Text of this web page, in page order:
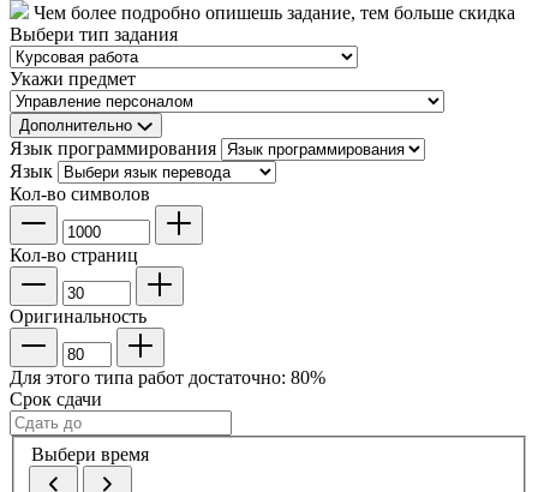
Чем более подробно опишешь задание, тем больше скидка
Выбери тип задания
Укажи предмет
Дополнительно
Язык программирования
Язык
Кол-во символов
Кол-во страниц
Оригинальность
Для этого типа работ достаточно: 80%
Срок сдачи
Выбери время